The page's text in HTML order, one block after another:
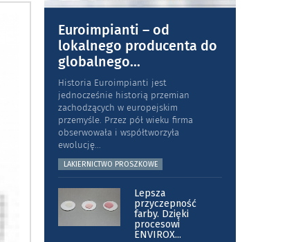
Euroimpianti – od
lokalnego producenta do
globalnego...
Historia Euroimpianti jest
jednocześnie historią przemian
zachodzących w europejskim
przemyśle. Przez pół wieku firma
obserwowała i współtworzyła
ewolucję...
LAKIERNICTWO PROSZKOWE
Lepsza
przyczepność
farby. Dzięki
procesowi
ENVIROX...